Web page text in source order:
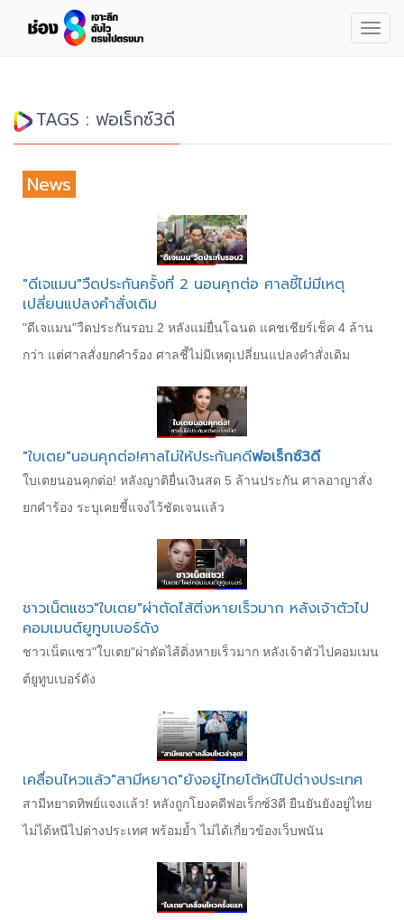
TAGS : ฟอเร็กซ์3ดี
News
"ดีเจแมน"วืดประกันครั้งที่ 2 นอนคุกต่อ ศาลชี้ไม่มีเหตุ
เปลี่ยนแปลงคำสั่งเดิม
"ดีเจแมน"วืดประกันรอบ 2 หลังแม่ยื่นโฉนด แคชเชียร์เช็ค 4 ล้าน
กว่า แต่ศาลสั่งยกคำร้อง ศาลชี้ไม่มีเหตุเปลี่ยนแปลงคำสั่งเดิม
"ใบเตย"นอนคุกต่อ!ศาลไม่ให้ประกันคดีฟอเร็กซ์3ดี
ใบเตยนอนคุกต่อ! หลังญาติยื่นเงินสด 5 ล้านประกัน ศาลอาญาสั่ง
ยกคำร้อง ระบุเคยชี้แจงไว้ชัดเจนแล้ว
ชาวเน็ตแซว"ใบเตย"ผ่าตัดไส้ติ่งหายเร็วมาก หลังเจ้าตัวไป
คอมเมนต์ยูทูบเบอร์ดัง
ชาวเน็ตแซว"ใบเตย"ผ่าตัดไส้ติ่งหายเร็วมาก หลังเจ้าตัวไปคอมเมน
ต์ยูทูบเบอร์ดัง
เคลื่อนไหวแล้ว"สามีหยาด"ยังอยู่ไทยโต้หนีไปต่างประเทศ
สามีหยาดทิพย์แจงแล้ว! หลังถูกโยงคดีฟอเร็กซ์3ดี ยืนยันยังอยู่ไทย
ไม่ได้หนีไปต่างประเทศ พร้อมย้ำ ไม่ได้เกี่ยวข้องเว็บพนัน